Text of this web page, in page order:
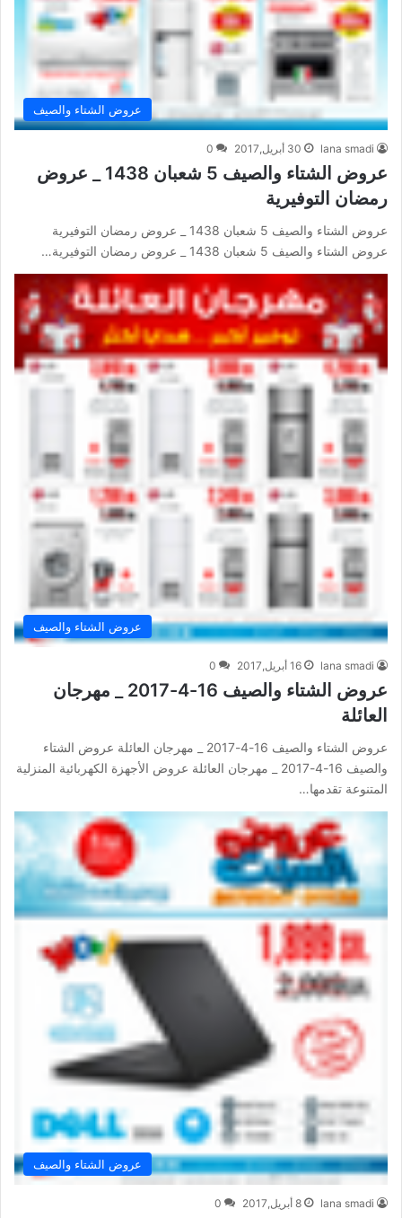
عروض الشتاء والصيف
lana smadi 30 أبريل,2017 0
عروض الشتاء والصيف 5 شعبان 1438 _ عروض
رمضان التوفيرية
عروض الشتاء والصيف 5 شعبان 1438 _ عروض رمضان التوفيرية
عروض الشتاء والصيف 5 شعبان 1438 _ عروض رمضان التوفيرية…
عروض الشتاء والصيف
lana smadi 16 أبريل,2017 0
عروض الشتاء والصيف 16-4-2017 _ مهرجان
العائلة
عروض الشتاء والصيف 16-4-2017 _ مهرجان العائلة عروض الشتاء
والصيف 16-4-2017 _ مهرجان العائلة عروض الأجهزة الكهربائية المنزلية
المتنوعة تقدمها…
عروض الشتاء والصيف
lana smadi 8 أبريل,2017 0